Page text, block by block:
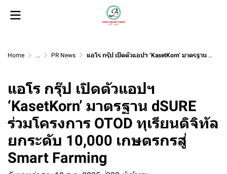
Home ... PR News แอโร กรุ๊ป เปิดตัวแอปฯ ‘KasetKorn’ มาตรฐาน dSURE ร่วมโครงการ OTOD ทุเรียนดิจิทัล ยกระดับ 10,000 เกษตรกรสู่ Smart Farming
แอโร กรุ๊ป เปิดตัวแอปฯ
‘KasetKorn’ มาตรฐาน dSURE
ร่วมโครงการ OTOD ทุเรียนดิจิทัล
ยกระดับ 10,000 เกษตรกรสู่
Smart Farming